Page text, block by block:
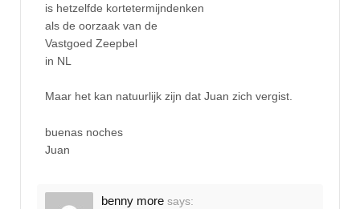
is hetzelfde kortetermijndenken
als de oorzaak van de
Vastgoed Zeepbel
in NL
Maar het kan natuurlijk zijn dat Juan zich vergist.
buenas noches
Juan
benny more says: